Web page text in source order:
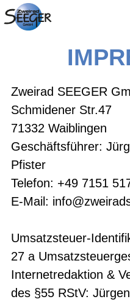
Zweirad SEEGER
Schmidener Str.47
71332 Waiblingen
Geschäftsführer:
Pfister
Telefon: +49 7151
E-Mail:
Umsatzsteuer-
27 a
Internetredaktion &
des §55 RStV: